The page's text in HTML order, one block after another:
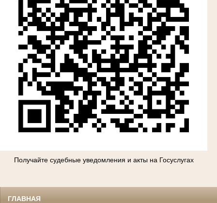
Получайте судебные уведомления и акты на Госуслугах
ГЛАВНАЯ